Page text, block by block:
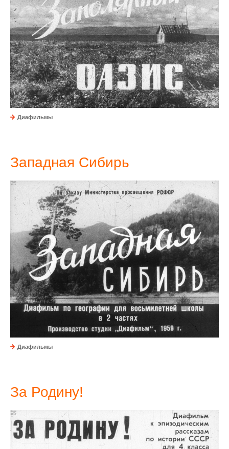
Диафильмы
Западная Сибирь
Диафильмы
За Родину!